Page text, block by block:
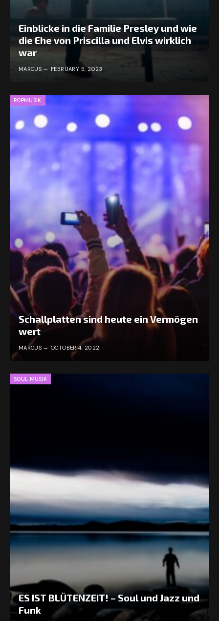
Einblicke in die Familie Presley und wie
die Ehe von Priscilla und Elvis wirklich
war
MARCUS FEBRUARY 5, 2023
POPMUSIK
Schallplatten sind heute ein Vermögen
wert
MARCUS OCTOBER 4, 2022
SOUL MUSIK
ES IST BLÜTENZEIT! – Soul und Jazz und
Funk